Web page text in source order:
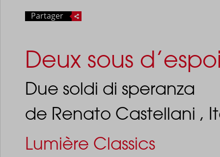
Partager
Deux sous
Due soldi di speranza
de Renato Castellani ,
Lumière Classics